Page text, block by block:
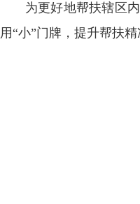
为更好地帮扶辖区
用“小”门牌，提升帮扶